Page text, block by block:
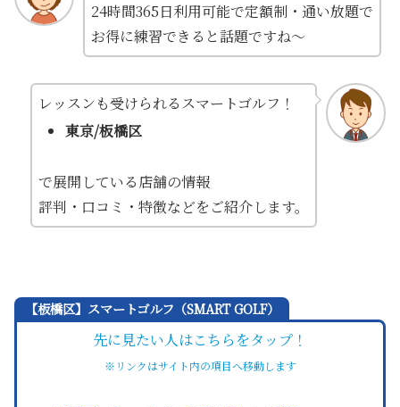
24時間365日利用可能で定額制・通い放題で
お得に練習できると話題ですね～
レッスンも受けられるスマートゴルフ！
東京/板橋区
で展開している店舗の情報
評判・口コミ・特徴などをご紹介します。
【板橋区】スマートゴルフ（SMART GOLF）
先に見たい人はこちらをタップ！
※リンクはサイト内の項目へ移動します